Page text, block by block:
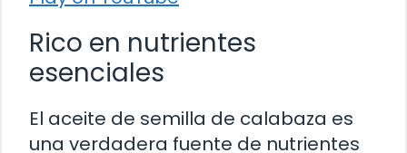
Rico en nutrientes
esenciales
El aceite de semilla de calabaza es
una verdadera fuente de nutrientes